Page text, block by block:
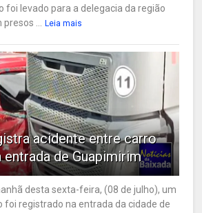
foi levado para a delegacia da região
...
Leia mais
acidente entre carro
entrada de Guapimirim
desta sexta-feira, (08 de julho), um
foi registrado na entrada da cidade de